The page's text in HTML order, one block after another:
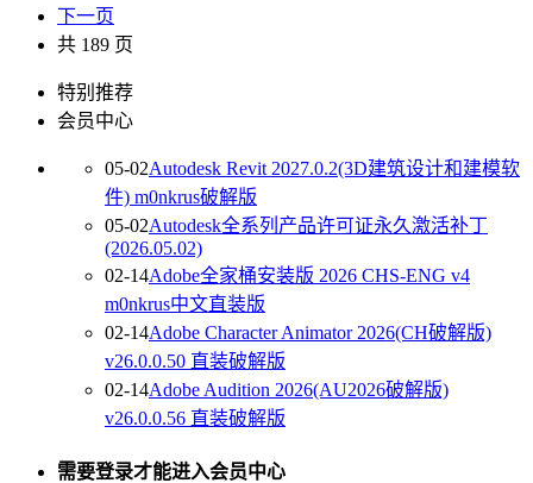
下一页
共 189 页
特别推荐
会员中心
05-02Autodesk Revit 2027.0.2(3D建筑设计和建模软
件) m0nkrus破解版
05-02Autodesk全系列产品许可证永久激活补丁
(2026.05.02)
02-14Adobe全家桶安装版 2026 CHS-ENG v4
m0nkrus中文直装版
02-14Adobe Character Animator 2026(CH破解版)
v26.0.0.50 直装破解版
02-14Adobe Audition 2026(AU2026破解版)
v26.0.0.56 直装破解版
需要登录才能进入会员中心